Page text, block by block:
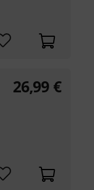
26,99 €